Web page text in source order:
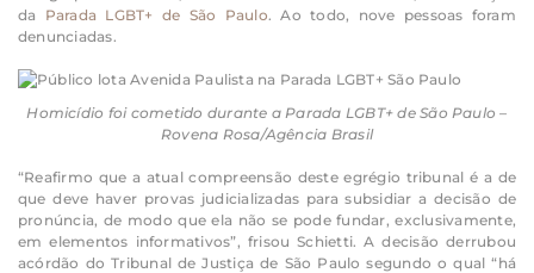
da Parada LGBT+ de São Paulo. Ao todo, nove pessoas foram
denunciadas.
Homicídio foi cometido durante a Parada LGBT+ de São Paulo –
Rovena Rosa/Agência Brasil
“Reafirmo que a atual compreensão deste egrégio tribunal é a de
que deve haver provas judicializadas para subsidiar a decisão de
pronúncia, de modo que ela não se pode fundar, exclusivamente,
em elementos informativos”, frisou Schietti. A decisão derrubou
acórdão do Tribunal de Justiça de São Paulo segundo o qual “há